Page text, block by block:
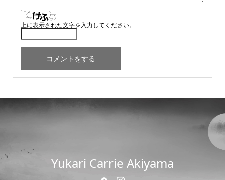
上に表示された文字を入力してください。
Yukari Carrie Akiyama